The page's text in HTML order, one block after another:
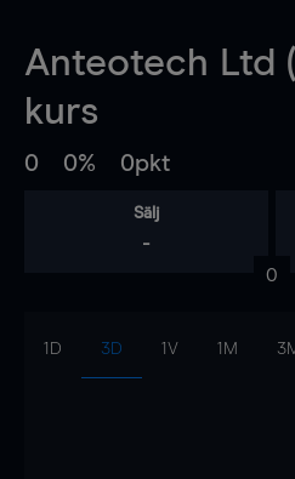
Anteotech Ltd
kurs
0 0% 0pkt
Sälj
-
0
1D 3D 1V 1M